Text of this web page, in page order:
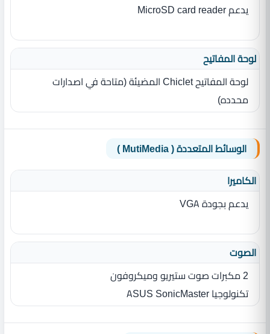
يدعم MicroSD card reader
لوحة المفاتيح
لوحة المفاتيح Chiclet المضيئة (متاحة في اصدارات
محدده)
الوسائط المتعددة ( MutiMedia )
الكاميرا
يدعم بجودة VGA
الصوت
2 مكبرات صوت ستيريو وميكروفون
تكنولوجيا ASUS SonicMaster